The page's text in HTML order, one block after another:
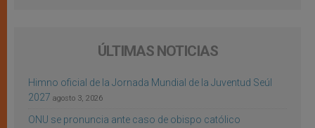
ÚLTIMAS NOTICIAS
Himno oficial de la Jornada Mundial de la Juventud Seúl
2027 agosto 3, 2026
ONU se pronuncia ante caso de obispo católico